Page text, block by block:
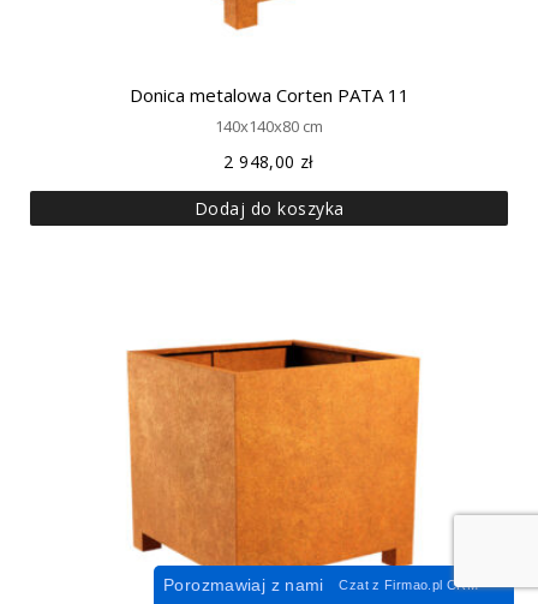
Donica metalowa Corten PATA 11
140x140x80 cm
2 948,00 zł
Dodaj do koszyka
Porozmawiaj z nami Czat z Firmao.pl CRM